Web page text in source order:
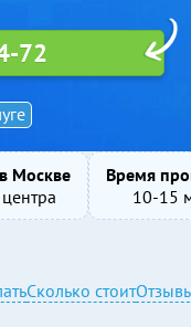
72
Москве
Время
10-15
Сколько стоит